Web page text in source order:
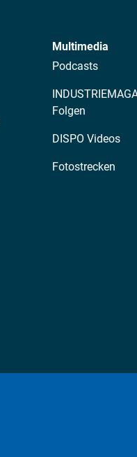
Multimedia
Podcasts
Folgen
DISPO Videos
Fotostrecken